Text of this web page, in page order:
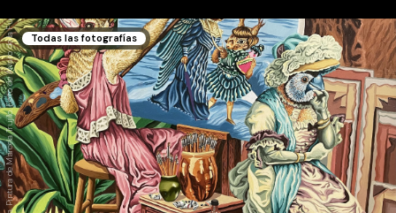
Vanity Fauna. Pintura de Marcela Trujillo. Foto de Álvaro de la Fuente. Todas las fotografías